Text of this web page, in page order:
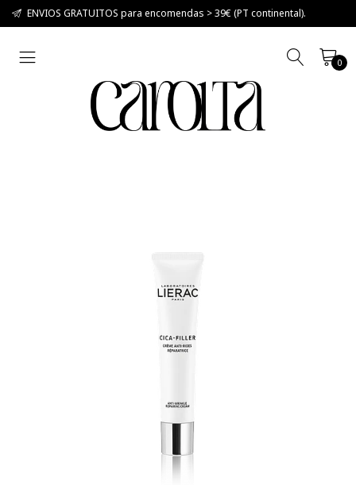
ENVIOS GRATUITOS para encomendas > 39€ (PT continental).
0